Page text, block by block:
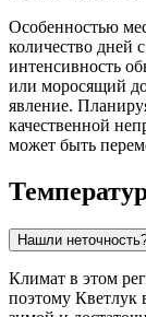
Особенностью
количество дней
интенсивность
или моросящий
явление.
качественной
может быть
Нашли
Климат в этом
поэтому Кветлук